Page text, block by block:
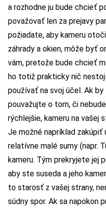
a rozhodne ju bude chcieť
považovať len za prejavy
požiadate, aby kameru
záhrady a okien, môže byť
vám, pretože bude chcieť
ho totiž prakticky nič
používať na svoj účel. Ak
pouvažujte o tom, či
rýchlejšie, kameru na vašej
Je možné napríklad zakúpiť
relatívne malé sumy (napr.
kameru. Tým prekryjete jej
aby ste suseda a jeho
to starosť z vašej strany,
súdny spor. Ak sa napokon